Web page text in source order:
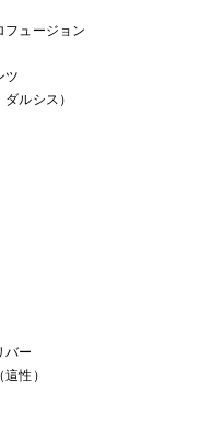
フュージョン
ツ
ルシス）
ー
性）